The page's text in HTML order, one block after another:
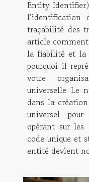
Entity
l’identification
traçabilité des
article
la fiabilité et la
pourquoi il
votre
universelle Le
dans la
universel
opérant sur les
code unique et
entité devient